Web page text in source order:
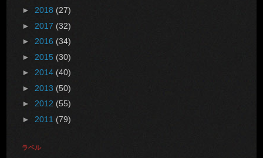
► 2018 (27)
► 2017 (32)
► 2016 (34)
► 2015 (30)
► 2014 (40)
► 2013 (50)
► 2012 (55)
► 2011 (79)
ラベル